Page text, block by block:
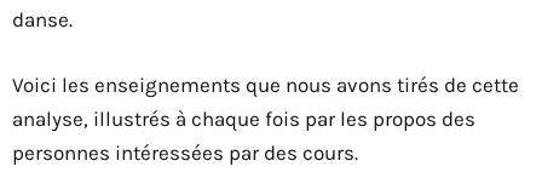
danse.
Voici les enseignements que nous avons tirés de cette
analyse, illustrés à chaque fois par les propos des
personnes intéressées par des cours.